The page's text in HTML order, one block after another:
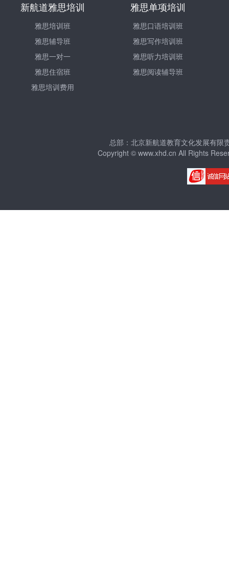
新航道雅思培训
雅思培训班
雅思辅导班
雅思一对一
雅思住宿班
雅思培训费用
雅思单项培训
雅思口语培训班
雅思写作培训班
雅思听力培训班
雅思阅读辅导班
总部：北京新航道教育文化发展有
Copyright © www.xhd.cn All Rights